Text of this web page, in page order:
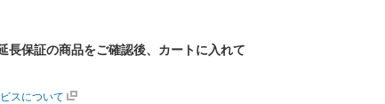
長保証の商品をご確認後、カートに入れて
スについて